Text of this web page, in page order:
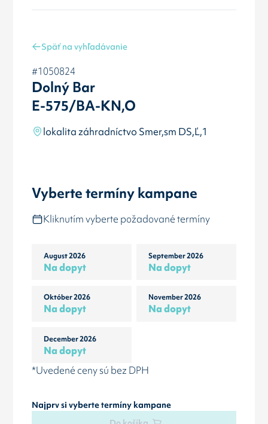
Späť na vyhľadávanie
#1050824
Dolný Bar
E-575/BA-KN,O
lokalita záhradníctvo Smer,sm DS,Ľ,1
Vyberte termíny kampane
Kliknutím vyberte požadované termíny
August 2026
Na dopyt
September 2026
Na dopyt
Október 2026
Na dopyt
November 2026
Na dopyt
December 2026
Na dopyt
*Uvedené ceny sú bez DPH
Najprv si vyberte termíny kampane